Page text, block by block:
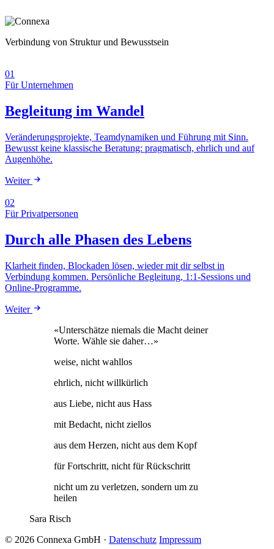
Verbindung von Struktur und Bewusstsein
01
Für Unternehmen
Begleitung im Wandel
Veränderungsprojekte, Teamdynamiken und Führung mit Sinn.
Bewusst keine klassische Beratung: pragmatisch, ehrlich und auf
Augenhöhe.
Weiter
02
Für Privatpersonen
Durch alle Phasen des Lebens
Klarheit finden, Blockaden lösen, wieder mit dir selbst in
Verbindung kommen. Persönliche Begleitung, 1:1-Sessions und
Online-Programme.
Weiter
«Unterschätze niemals die Macht deiner
Worte. Wähle sie daher…»
weise, nicht wahllos
ehrlich, nicht willkürlich
aus Liebe, nicht aus Hass
mit Bedacht, nicht ziellos
aus dem Herzen, nicht aus dem Kopf
für Fortschritt, nicht für Rückschritt
nicht um zu verletzen, sondern um zu
heilen
Sara Risch
© 2026 Connexa GmbH · Datenschutz Impressum